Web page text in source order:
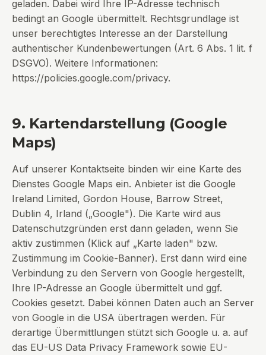
geladen. Dabei wird Ihre IP-Adresse technisch
bedingt an Google übermittelt. Rechtsgrundlage ist
unser berechtigtes Interesse an der Darstellung
authentischer Kundenbewertungen (Art. 6 Abs. 1 lit. f
DSGVO). Weitere Informationen:
https://policies.google.com/privacy.
9. Kartendarstellung (Google
Maps)
Auf unserer Kontaktseite binden wir eine Karte des
Dienstes Google Maps ein. Anbieter ist die Google
Ireland Limited, Gordon House, Barrow Street,
Dublin 4, Irland („Google"). Die Karte wird aus
Datenschutzgründen erst dann geladen, wenn Sie
aktiv zustimmen (Klick auf „Karte laden" bzw.
Zustimmung im Cookie-Banner). Erst dann wird eine
Verbindung zu den Servern von Google hergestellt,
Ihre IP-Adresse an Google übermittelt und ggf.
Cookies gesetzt. Dabei können Daten auch an Server
von Google in die USA übertragen werden. Für
derartige Übermittlungen stützt sich Google u. a. auf
das EU-US Data Privacy Framework sowie EU-